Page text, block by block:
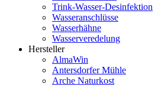
Trink-Wasser-Desinfektion
Wasseranschlüsse
Wasserhähne
Wasserveredelung
Hersteller
AlmaWin
Antersdorfer Mühle
Arche Naturkost